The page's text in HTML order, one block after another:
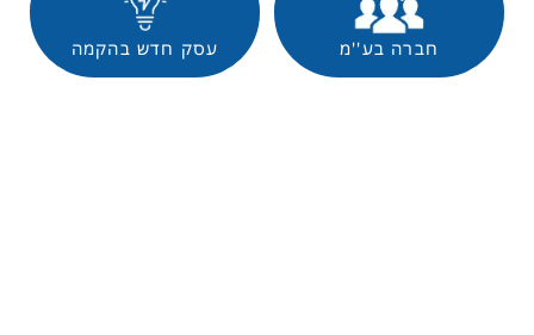
חברה בע''מ עסק חדש בהקמה